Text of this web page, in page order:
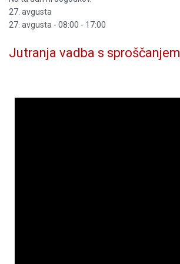
27. avgusta
27. avgusta - 08:00 - 17:00
Jutranja vadba s sproščanjem